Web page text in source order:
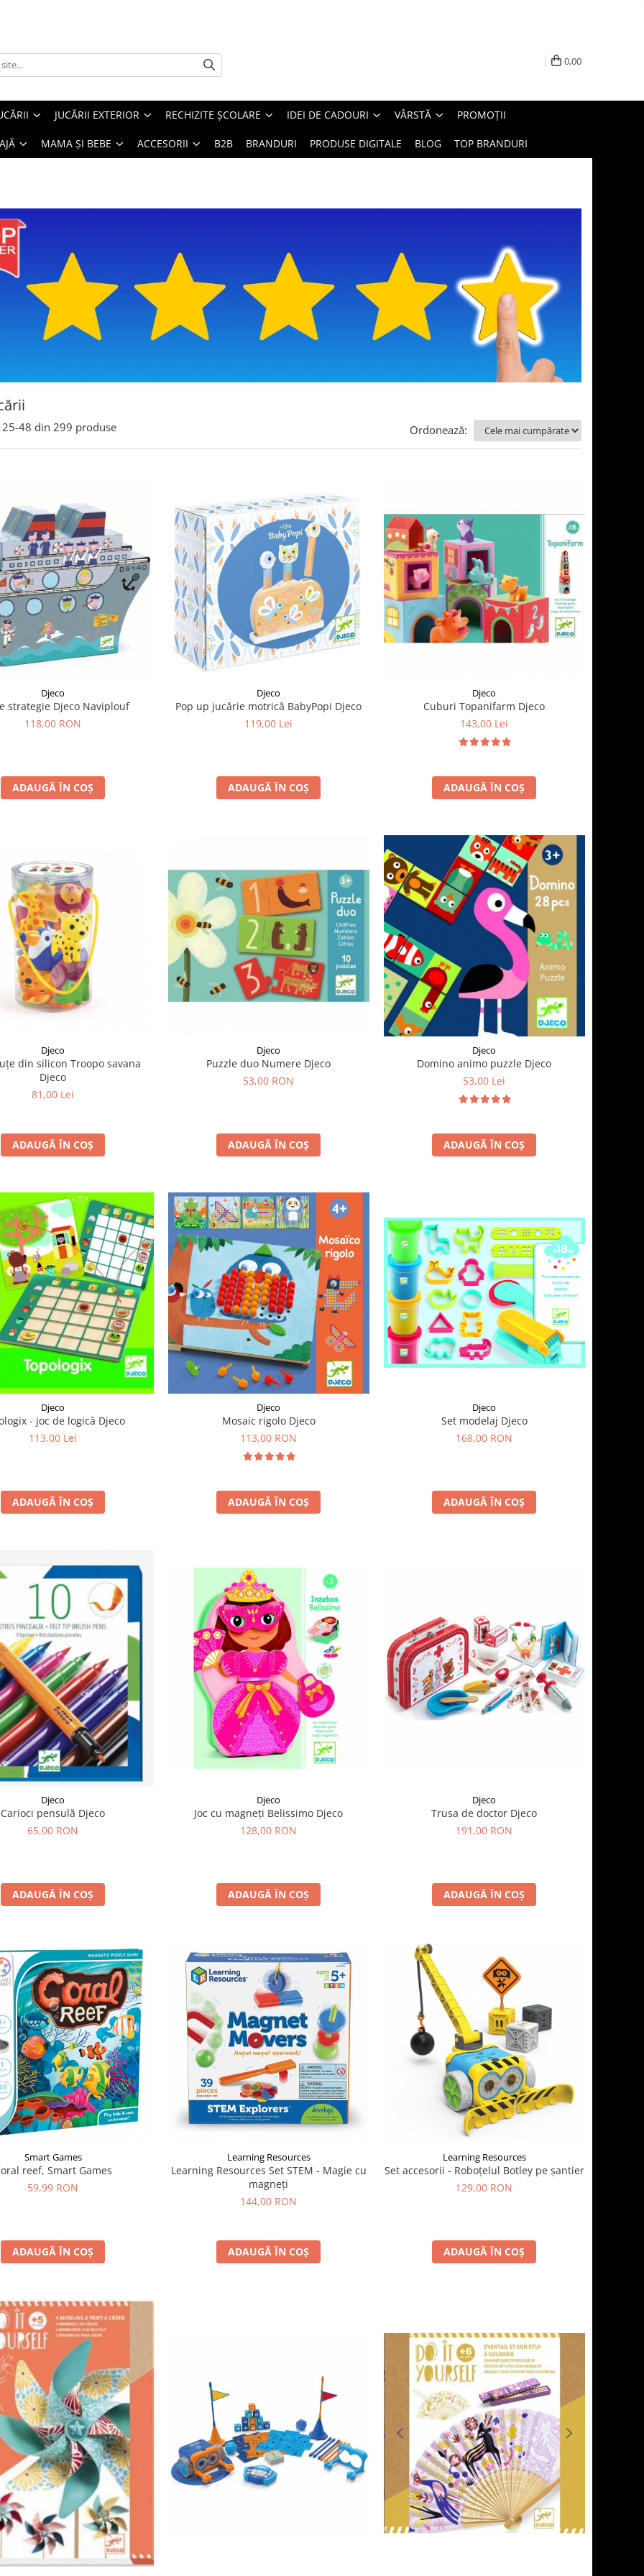
0,00
JUCĂRII EXTERIOR RECHIZITE ȘCOLARE IDEI DE CADOURI VÂRSTĂ PROMOȚII
MAMA ȘI BEBE ACCESORII B2B BRANDURI PRODUSE DIGITALE BLOG TOP BRANDURI
25-48 din 299 produse Ordonează:
Djeco
strategie Djeco Naviplouf
118,00 RON
ADAUGĂ ÎN COȘ
Djeco
Pop up jucărie motrică BabyPopi Djeco
119,00 Lei
ADAUGĂ ÎN COȘ
Djeco
Cuburi Topanifarm Djeco
143,00 Lei
ADAUGĂ ÎN COȘ
Djeco
din silicon Troopo savana
Djeco
81,00 Lei
ADAUGĂ ÎN COȘ
Djeco
Puzzle duo Numere Djeco
53,00 RON
ADAUGĂ ÎN COȘ
Djeco
Domino animo puzzle Djeco
53,00 Lei
ADAUGĂ ÎN COȘ
Djeco
- joc de logică Djeco
113,00 Lei
ADAUGĂ ÎN COȘ
Djeco
Mosaic rigolo Djeco
113,00 RON
ADAUGĂ ÎN COȘ
Djeco
Set modelaj Djeco
168,00 RON
ADAUGĂ ÎN COȘ
Djeco
Carioci pensulă Djeco
65,00 RON
ADAUGĂ ÎN COȘ
Djeco
Joc cu magneți Belissimo Djeco
128,00 RON
ADAUGĂ ÎN COȘ
Djeco
Trusa de doctor Djeco
191,00 RON
ADAUGĂ ÎN COȘ
Smart Games
reef, Smart Games
59,99 RON
ADAUGĂ ÎN COȘ
Learning Resources
Learning Resources Set STEM - Magie cu
magneți
144,00 RON
ADAUGĂ ÎN COȘ
Learning Resources
Set accesorii - Roboțelul Botley pe șantier
129,00 RON
ADAUGĂ ÎN COȘ